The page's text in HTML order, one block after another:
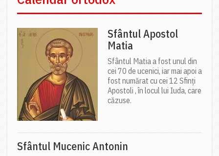
Sfântul Apostol
Matia
Sfântul Matia a fost unul din
cei 70 de ucenici, iar mai apoi a
fost numărat cu cei 12 Sfinți
Apostoli , în locul lui Iuda, care
căzuse.
Sfântul Mucenic Antonin